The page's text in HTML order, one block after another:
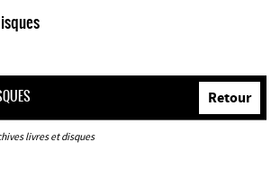
livres et disques
Retour